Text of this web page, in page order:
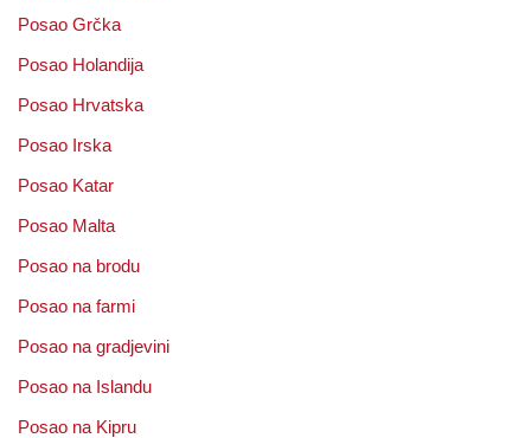
Posao Grčka
Posao Holandija
Posao Hrvatska
Posao Irska
Posao Katar
Posao Malta
Posao na brodu
Posao na farmi
Posao na gradjevini
Posao na Islandu
Posao na Kipru